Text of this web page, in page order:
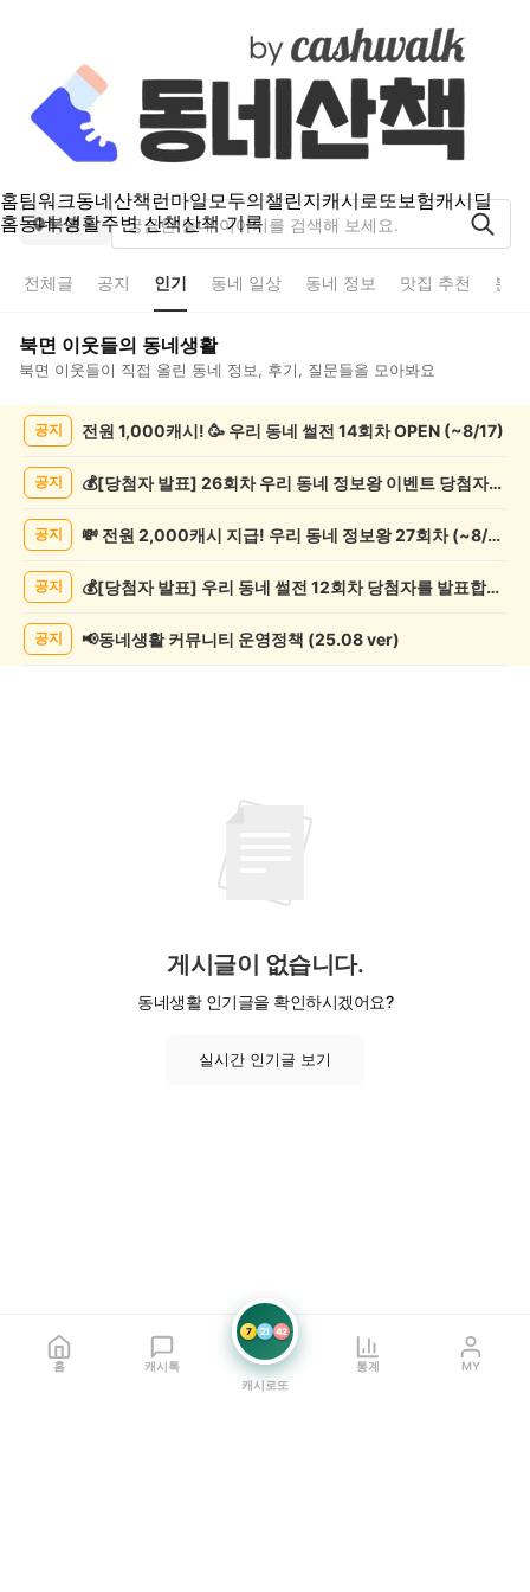
홈팀워크동네산책런마일모두의챌린지캐시로또보험캐시딜
홈동네 생활주변 산책산책 기록
북면
전체글 공지 인기 동네 일상 동네 정보 맛집 추천 분
북면 이웃들의 동네생활
북면 이웃들이 직접 올린 동네 정보, 후기, 질문들을 모아봐요
공지 전원 1,000캐시! 🥳 우리 동네 썰전 14회차 OPEN (~8/17)
공지 💰[당첨자 발표] 26회차 우리 동네 정보왕 이벤트 당첨자를 발표합니다!
공지 💸 전원 2,000캐시 지급! 우리 동네 정보왕 27회차 (~8/10)
공지 💰[당첨자 발표] 우리 동네 썰전 12회차 당첨자를 발표합니다!
공지 📢동네생활 커뮤니티 운영정책 (25.08 ver)
게시글이 없습니다.
동네생활 인기글을 확인하시겠어요?
실시간 인기글 보기
홈 캐시톡
7 21 42
캐시로또
통계 MY